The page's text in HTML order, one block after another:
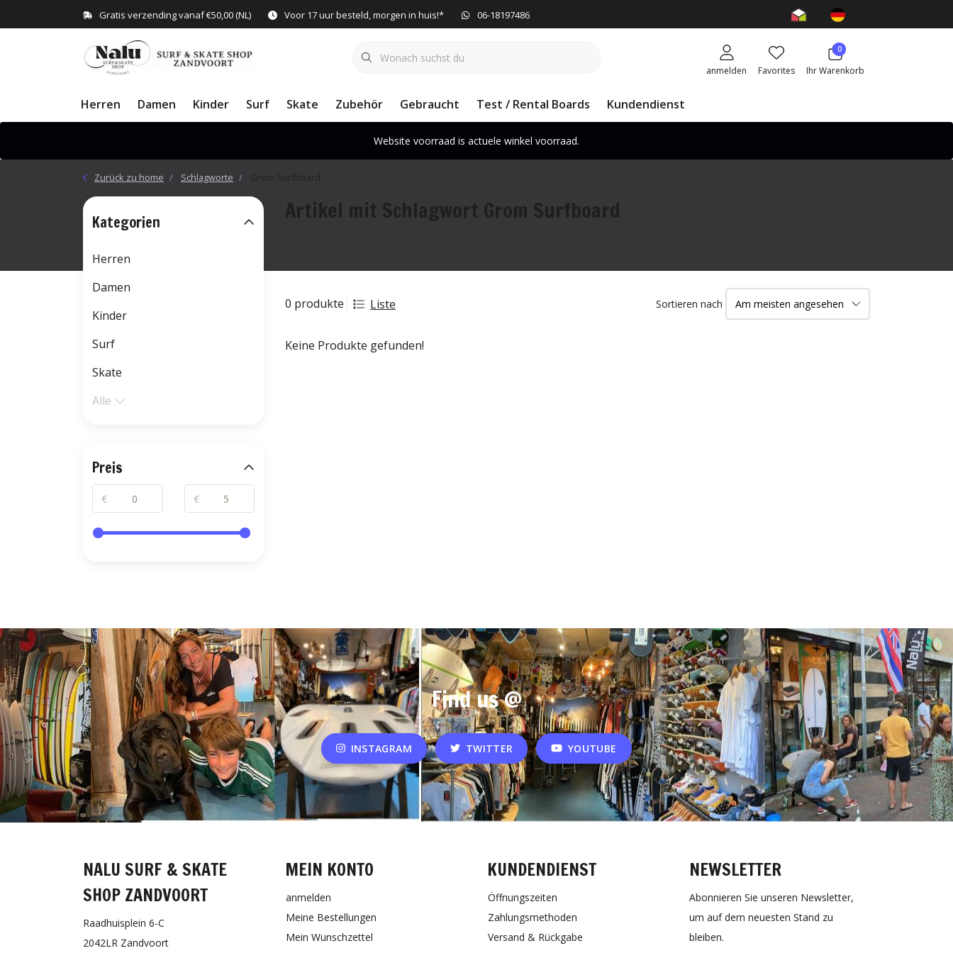
Gratis verzending vanaf €50,00 (NL) Voor 17 uur besteld, morgen in huis!* 06-18197486
anmelden Favorites
0
Ihr Warenkorb
Herren Damen Kinder Surf Skate Zubehör Gebraucht Test / Rental Boards Kundendienst
Website voorraad is actuele winkel voorraad.
Zurück zu home Schlagworte Grom Surfboard
Artikel mit Schlagwort Grom Surfboard
0 produkte Liste Sortieren nach
Keine Produkte gefunden!
Kategorien
Herren
Damen
Kinder
Surf
Skate
Alle
Preis
€ €
Find us @
INSTAGRAM TWITTER YOUTUBE
NALU SURF & SKATE
SHOP ZANDVOORT
Raadhuisplein 6-C
2042LR Zandvoort
MEIN KONTO
anmelden
Meine Bestellungen
Mein Wunschzettel
KUNDENDIENST
Öffnungszeiten
Zahlungsmethoden
Versand & Rückgabe
NEWSLETTER
Abonnieren Sie unseren Newsletter,
um auf dem neuesten Stand zu
bleiben.